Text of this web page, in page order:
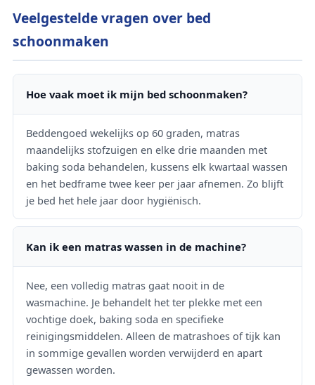
Veelgestelde vragen over bed
schoonmaken
Hoe vaak moet ik mijn bed schoonmaken?
Beddengoed wekelijks op 60 graden, matras
maandelijks stofzuigen en elke drie maanden met
baking soda behandelen, kussens elk kwartaal wassen
en het bedframe twee keer per jaar afnemen. Zo blijft
je bed het hele jaar door hygiënisch.
Kan ik een matras wassen in de machine?
Nee, een volledig matras gaat nooit in de
wasmachine. Je behandelt het ter plekke met een
vochtige doek, baking soda en specifieke
reinigingsmiddelen. Alleen de matrashoes of tijk kan
in sommige gevallen worden verwijderd en apart
gewassen worden.